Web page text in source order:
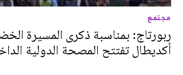
مجتمع
ربورتاج: بمناسبة ذكرى المسيرة
أكديطال تفتتح المصحة الدولية